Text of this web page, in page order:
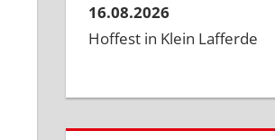
16.08.2026
Hoffest in Klein Lafferde